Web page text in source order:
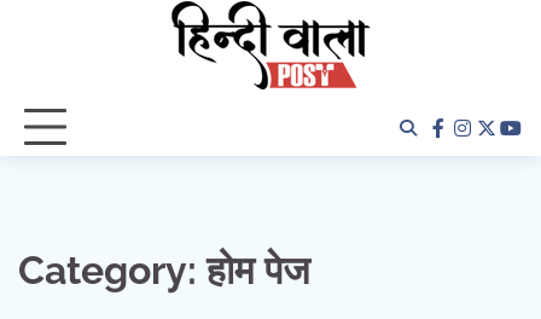
facebook
twitter
Category:होम पेज